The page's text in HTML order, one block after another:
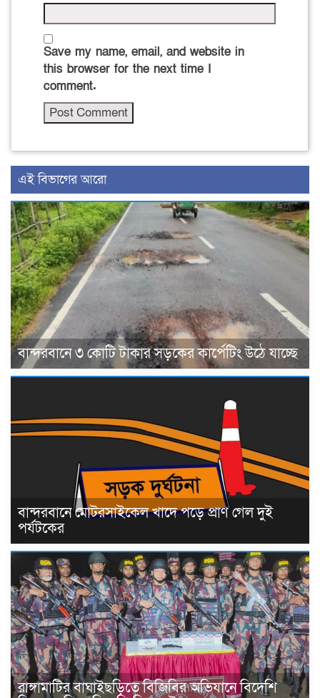
Save my name, email, and website in
this browser for the next time I
comment.
এই বিভাগের আরো
বান্দরবানে ৩ কোটি টাকার সড়কের কার্পেটিং উঠে যাচ্ছে
বান্দরবানে মোটরসাইকেল খাদে পড়ে প্রাণ গেল দুই
পর্যটকের
রাঙ্গামাটির বাঘাইছড়িতে বিজিবির অভিযানে বিদেশি